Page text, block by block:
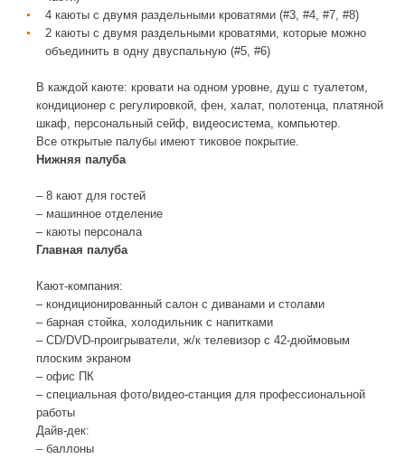
4 каюты с двумя раздельными кроватями (#3, #4, #7, #8)
2 каюты с двумя раздельными кроватями, которые можно
объединить в одну двуспальную (#5, #6)
В каждой каюте: кровати на одном уровне, душ с туалетом,
кондиционер с регулировкой, фен, халат, полотенца, платяной
шкаф, персональный сейф, видеосистема, компьютер.
Все открытые палубы имеют тиковое покрытие.
Нижняя палуба
– 8 кают для гостей
– машинное отделение
– каюты персонала
Главная палуба
Кают-компания:
– кондиционированный салон с диванами и столами
– барная стойка, холодильник с напитками
– СD/DVD-проигрыватели, ж/к телевизор с 42-дюймовым
плоским экраном
– офис ПК
– специальная фото/видео-станция для профессиональной
работы
Дайв-дек:
– баллоны